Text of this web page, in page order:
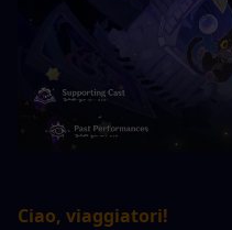
Ciao, viaggiatori!